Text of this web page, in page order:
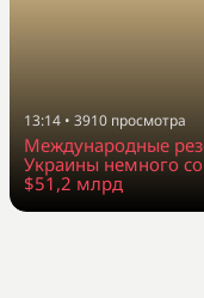
13:14 • 3910 просмотра
Международные
Украины немного
$51,2 млрд